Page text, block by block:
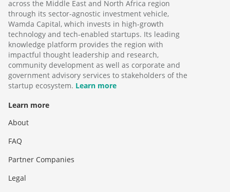
across the Middle East and North Africa region
through its sector-agnostic investment vehicle,
Wamda Capital, which invests in high-growth
technology and tech-enabled startups. Its leading
knowledge platform provides the region with
impactful thought leadership and research,
community development as well as corporate and
government advisory services to stakeholders of the
startup ecosystem. Learn more
Learn more
About
FAQ
Partner Companies
Legal